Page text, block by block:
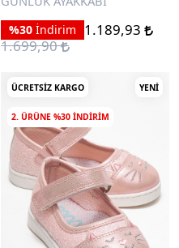
%30 İndirim
1.189,93
1.699,90
ÜCRETSIZ KARGO YENI
2. ÜRÜNE %30 INDIRIM